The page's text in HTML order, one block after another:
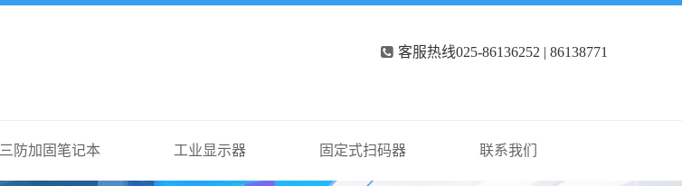
客服热线025-86136252 | 86138771
三防加固笔记本 工业显示器 固定式扫码器 联系我们